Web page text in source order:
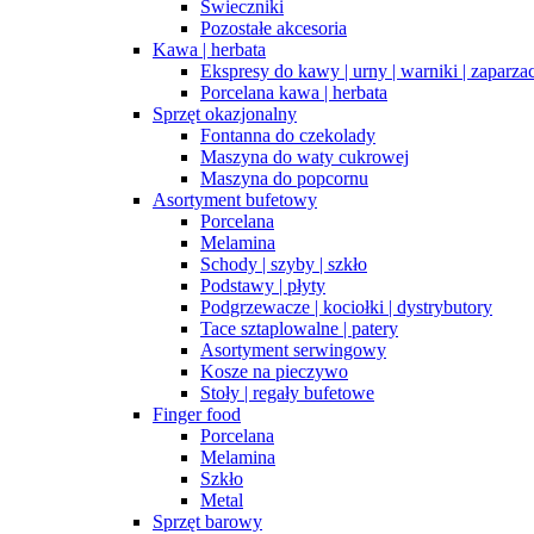
Świeczniki
Pozostałe akcesoria
Kawa | herbata
Ekspresy do kawy | urny | warniki |
Porcelana kawa | herbata
Sprzęt okazjonalny
Fontanna do czekolady
Maszyna do waty cukrowej
Maszyna do popcornu
Asortyment bufetowy
Porcelana
Melamina
Schody | szyby | szkło
Podstawy | płyty
Podgrzewacze | kociołki | dystrybutory
Tace sztaplowalne | patery
Asortyment serwingowy
Kosze na pieczywo
Stoły | regały bufetowe
Finger food
Porcelana
Melamina
Szkło
Metal
Sprzęt barowy